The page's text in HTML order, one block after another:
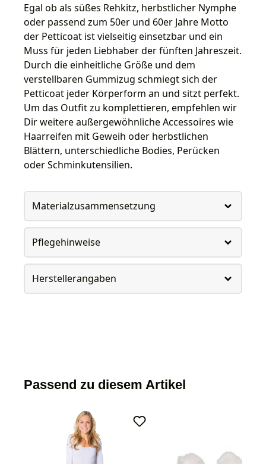
Egal ob als süßes Rehkitz, herbstlicher Nymphe
oder passend zum 50er und 60er Jahre Motto
der Petticoat ist vielseitig einsetzbar und ein
Muss für jeden Liebhaber der fünften Jahreszeit.
Durch die einheitliche Größe und dem
verstellbaren Gummizug schmiegt sich der
Petticoat jeder Körperform an und sitzt perfekt.
Um das Outfit zu komplettieren, empfehlen wir
Dir weitere außergewöhnliche Accessoires wie
Haarreifen mit Geweih oder herbstlichen
Blättern, unterschiedliche Bodies, Perücken
oder Schminkutensilien.
Materialzusammensetzung
Pflegehinweise
Herstellerangaben
Passend zu diesem Artikel